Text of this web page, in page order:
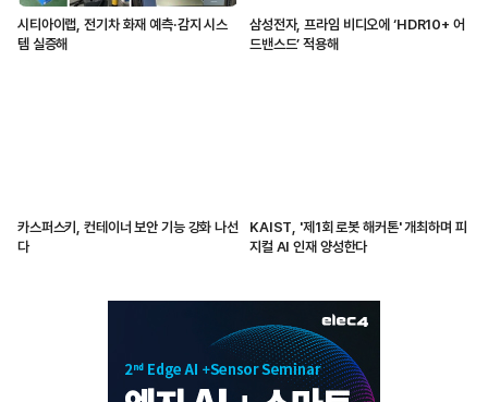
시티아이랩, 전기차 화재 예측·감지 시스
템 실증해
삼성전자, 프라임 비디오에 ‘HDR10+ 어
드밴스드’ 적용해
카스퍼스키, 컨테이너 보안 기능 강화 나선
다
KAIST, '제1회 로봇 해커톤' 개최하며 피
지컬 AI 인재 양성한다